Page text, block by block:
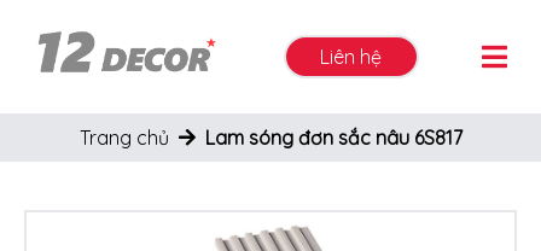
Liên hệ
Trang chủ Lam sóng đơn sắc nâu 6S817